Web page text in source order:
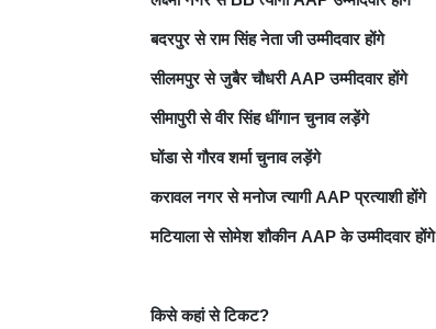
बदरपुर से राम सिंह नेता जी उम्मीदवार होंगे
सीलमपुर से जुबैर चौधरी AAP उम्मीदवार होंगे
सीमापुरी से वीर सिंह धींगान चुनाव लड़ेंगे
घोंडा से गौरव शर्मा चुनाव लड़ेंगे
करावल नगर से मनोज त्यागी AAP प्रत्याशी होंगे
मटियाला से सोमेश शौकीन AAP के उम्मीदवार होंगे
किसे कहां से टिकट?